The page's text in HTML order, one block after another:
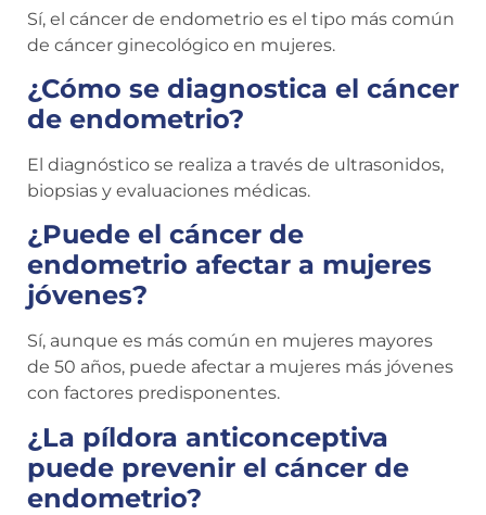
Sí, el cáncer de endometrio es el tipo más común
de cáncer ginecológico en mujeres.
¿Cómo se diagnostica el cáncer
de endometrio?
El diagnóstico se realiza a través de ultrasonidos,
biopsias y evaluaciones médicas.
¿Puede el cáncer de
endometrio afectar a mujeres
jóvenes?
Sí, aunque es más común en mujeres mayores
de 50 años, puede afectar a mujeres más jóvenes
con factores predisponentes.
¿La píldora anticonceptiva
puede prevenir el cáncer de
endometrio?